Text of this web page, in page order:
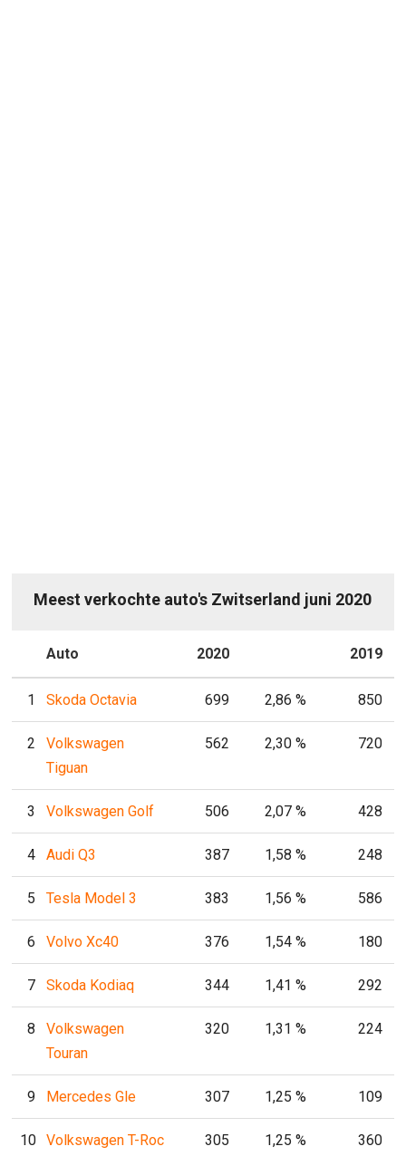
Meest verkochte auto's Zwitserland juni 2020
Auto 2020 2019
1 Skoda Octavia 699 2,86 % 850
2
Volkswagen
Tiguan
562 2,30 % 720
3 Volkswagen Golf 506 2,07 % 428
4 Audi Q3 387 1,58 % 248
5 Tesla Model 3 383 1,56 % 586
6 Volvo Xc40 376 1,54 % 180
7 Skoda Kodiaq 344 1,41 % 292
8
Volkswagen
Touran
320 1,31 % 224
9 Mercedes Gle 307 1,25 % 109
10 Volkswagen T-Roc 305 1,25 % 360